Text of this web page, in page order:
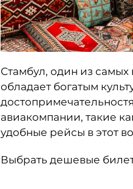
Стамбул, один из самых
обладает богатым
авиакомпании, такие
удобные рейсы в этот
Выбрать дешевые